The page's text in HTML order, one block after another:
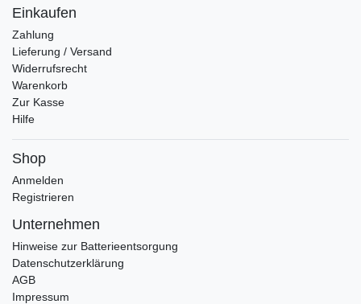
Einkaufen
Zahlung
Lieferung / Versand
Widerrufsrecht
Warenkorb
Zur Kasse
Hilfe
Shop
Anmelden
Registrieren
Unternehmen
Hinweise zur Batterieentsorgung
Datenschutzerklärung
AGB
Impressum